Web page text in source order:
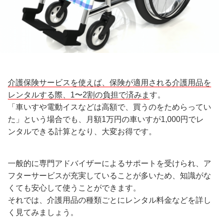
介護保険サービスを使えば、保険が適用される介護用品を
レンタルする際、1〜2割の負担で済みま す。
「車いすや電動イスなどは高額で、買うのをためらってい
た」という場合でも、月額1万円の車いすが1,000円でレ
ンタルできる計算となり、大変お得です。
一般的に専門アドバイザーによるサポートを受けられ、ア
フターサービスが充実していることが多いため、知識がな
くても安心して使うことができます。
それでは、介護用品の種類ごとにレンタル料金などを詳し
く見てみましょう。